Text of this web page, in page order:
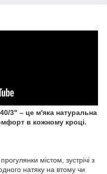
3" – це м'яка натуральна
в кожному кроці.
містом, зустрічі з
натяку на втому чи